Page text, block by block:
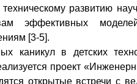
развитию
эффективных
[3-5].
каникул в детских
проект
открытые встречи с